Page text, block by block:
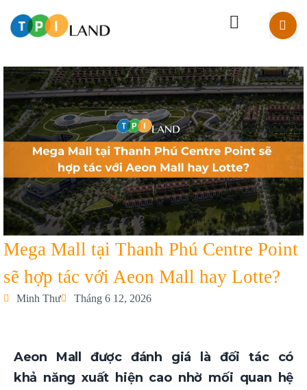
Mega Mall tại Thanh Phú Centre Point
sẽ hợp tác với Aeon Mall hay Lotte?
Minh Thư Tháng 6 12, 2026
Aeon Mall được đánh giá là đối tác có
khả năng xuất hiện cao nhờ mối quan hệ